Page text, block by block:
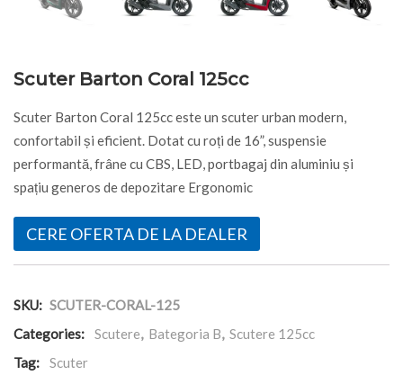
Scuter Barton Coral 125cc
Scuter Barton Coral 125cc este un scuter urban modern,
confortabil și eficient. Dotat cu roți de 16”, suspensie
performantă, frâne cu CBS, LED, portbagaj din aluminiu și
spațiu generos de depozitare Ergonomic
CERE OFERTA DE LA DEALER
SKU: SCUTER-CORAL-125
Categories:
Scutere, Bategoria B, Scutere 125cc
Tag:
Scuter